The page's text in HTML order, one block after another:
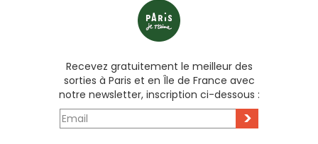
Recevez gratuitement le meilleur des
sorties à Paris et en Île de France avec
notre newsletter, inscription ci-dessous :
>